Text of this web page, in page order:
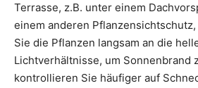
Terrasse, z.B. unter einem
einem anderen
Sie die Pflanzen langsam an die
Lichtverhältnisse, um Sonnenbrand
kontrollieren Sie häufiger auf